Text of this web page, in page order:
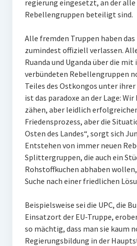
regierung eingesetzt, an der
Rebellengruppen beteiligt sind.
Alle fremden Truppen haben das
zumindest offiziell verlassen.
Ruanda und Uganda über die mit
verbündeten Rebellengruppen
Teiles des Ostkongos unter
ist das paradoxe an der Lage:
zähen, aber leidlich
Friedensprozess, aber die
Osten des Landes“, sorgt sich
Entstehen von immer neuen
Splittergruppen, die auch ein
Rohstoffkuchen abhaben
Suche nach einer friedlichen
Beispielsweise sei die UPC, die
Einsatzort der EU-Truppe,
so mächtig, dass man sie kaum
Regierungsbildung in der